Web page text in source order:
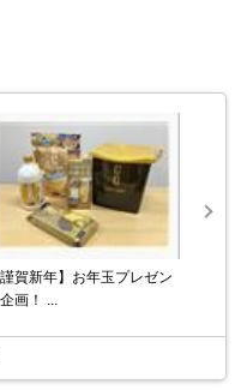
謹賀新年】お年玉プレゼン
画！ ...